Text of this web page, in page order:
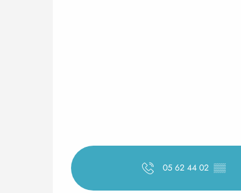
05 62 44 02 ▒▒